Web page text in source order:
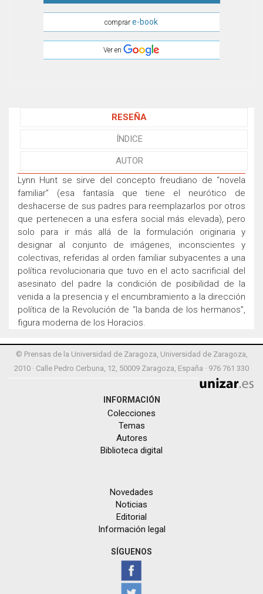
comprare-book
Ver en
RESEÑA
ÍNDICE
AUTOR
Lynn Hunt se sirve del concepto freudiano de “novela
familiar” (esa fantasía que tiene el neurótico de
deshacerse de sus padres para reemplazarlos por otros
que pertenecen a una esfera social más elevada), pero
solo para ir más allá de la formulación originaria y
designar al conjunto de imágenes, inconscientes y
colectivas, referidas al orden familiar subyacentes a una
política revolucionaria que tuvo en el acto sacrificial del
asesinato del padre la condición de posibilidad de la
venida a la presencia y el encumbramiento a la dirección
política de la Revolución de “la banda de los hermanos”,
figura moderna de los Horacios.
© Prensas de la Universidad de Zaragoza, Universidad de Zaragoza,
2010 · Calle Pedro Cerbuna, 12, 50009 Zaragoza, España · 976 761 330
INFORMACIÓN
Colecciones
Temas
Autores
Biblioteca digital
Novedades
Noticias
Editorial
Información legal
SÍGUENOS